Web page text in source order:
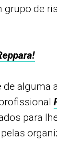
de
de alguma
para